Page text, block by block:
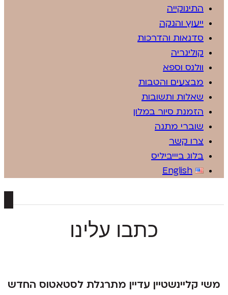
התינוקייה
ייעוץ והנקה
סדנאות והדרכות
קולינריה
וולנס וספא
מבצעים והטבות
שאלות ותשובות
הזמנת סיור במלון
שוברי מתנה
צרו קשר
בלוג ביייביליס
English
כתבו עלינו
משי קליינשטיין עדיין מתרגלת לסטאטוס החדש